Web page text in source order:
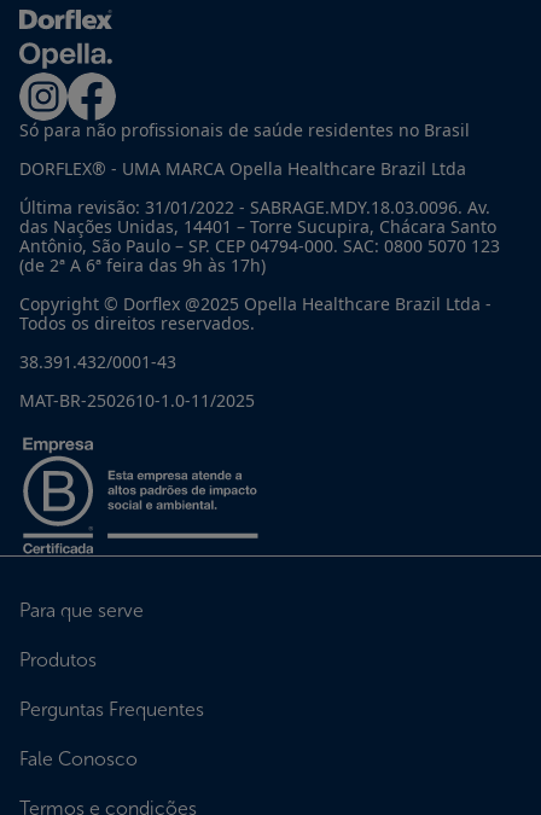
Só para não profissionais de saúde residentes no Brasil
DORFLEX® - UMA MARCA Opella Healthcare Brazil Ltda
Última revisão: 31/01/2022 - SABRAGE.MDY.18.03.0096. Av.
das Nações Unidas, 14401 – Torre Sucupira, Chácara Santo
Antônio, São Paulo – SP. CEP 04794-000. SAC: 0800 5070 123
(de 2ª A 6ª feira das 9h às 17h)
Copyright © Dorflex @2025 Opella Healthcare Brazil Ltda -
Todos os direitos reservados.
38.391.432/0001-43
MAT-BR-2502610-1.0-11/2025
Para que serve
Produtos
Perguntas Frequentes
Fale Conosco
Termos e condições